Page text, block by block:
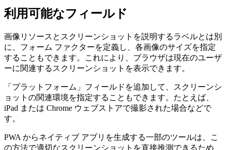
利用可能なフィールド
画像リソースとスクリーンショットを説明するラベルとは別
に、フォーム ファクターを定義し、各画像のサイズを指定
することもできます。これにより、ブラウザは現在のユーザ
ーに関連するスクリーンショットを表示できます。
「プラットフォーム」フィールドを追加して、スクリーンシ
ョットの関連環境を指定することもできます。たとえば、
iPad または Chrome ウェブストアで撮影された場合などで